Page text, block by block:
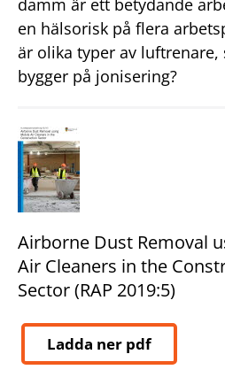
damm är ett betydande
en hälsorisk på flera
är olika typer av luftrenare,
bygger på jonisering?
Airborne Dust Removal
Air Cleaners in the
Sector (RAP 2019:5)
Ladda ner pdf